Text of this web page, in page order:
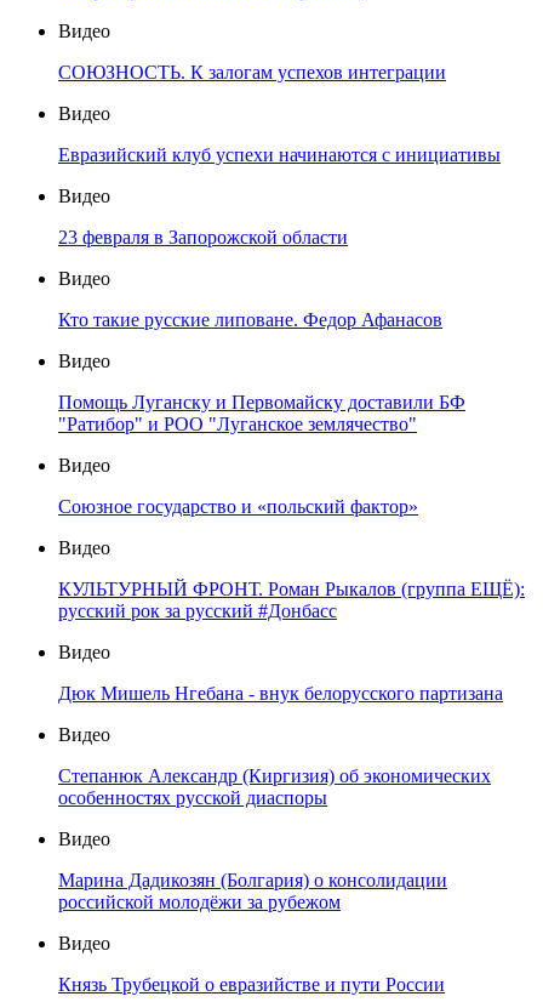
Видео
СОЮЗНОСТЬ. К залогам успехов интеграции
Видео
Евразийский клуб успехи начинаются с инициативы
Видео
23 февраля в Запорожской области
Видео
Кто такие русские липоване. Федор Афанасов
Видео
Помощь Луганску и Первомайску доставили БФ
"Ратибор" и РОО "Луганское землячество"
Видео
Союзное государство и «польский фактор»
Видео
КУЛЬТУРНЫЙ ФРОНТ. Роман Рыкалов (группа ЕЩЁ):
русский рок за русский #Донбасс
Видео
Дюк Мишель Нгебана - внук белорусского партизана
Видео
Степанюк Александр (Киргизия) об экономических
особенностях русской диаспоры
Видео
Марина Дадикозян (Болгария) о консолидации
российской молодёжи за рубежом
Видео
Князь Трубецкой о евразийстве и пути России